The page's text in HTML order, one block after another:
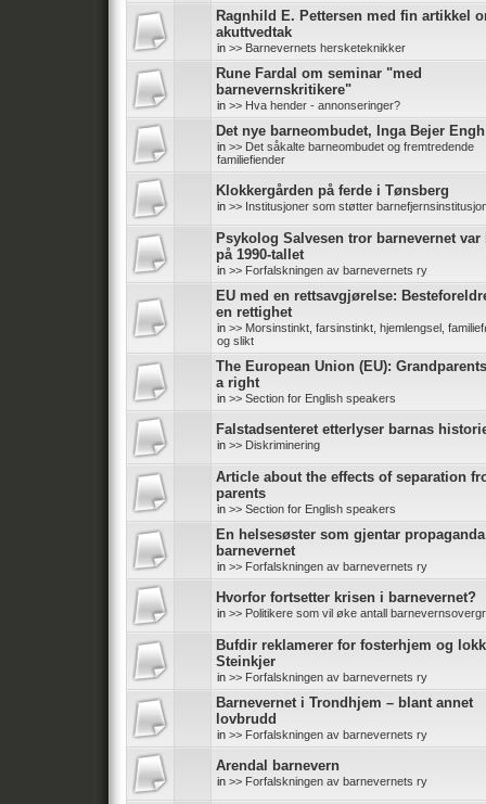
Ragnhild E. Pettersen med fin artikkel
akuttvedtak
in >> Barnevernets hersketeknikker
Rune Fardal om seminar "med
barnevernskritikere"
in >> Hva hender - annonseringer?
Det nye barneombudet, Inga Bejer Engh
in >> Det såkalte barneombudet og fremtredende
familiefiender
Klokkergården på ferde i Tønsberg
in >> Institusjoner som støtter
Psykolog Salvesen tror barnevernet var
på 1990-tallet
in >> Forfalskningen av barnevernets ry
EU med en rettsavgjørelse:
en rettighet
in >> Morsinstinkt, farsinstinkt, hjemlengsel,
og slikt
The European Union (EU):
a right
in >> Section for English speakers
Falstadsenteret etterlyser barnas
in >> Diskriminering
Article about the effects of separation
parents
in >> Section for English speakers
En helsesøster som gjentar
barnevernet
in >> Forfalskningen av barnevernets ry
Hvorfor fortsetter krisen i barnevernet?
in >> Politikere som vil øke antall
Bufdir reklamerer for fosterhjem og
Steinkjer
in >> Forfalskningen av barnevernets ry
Barnevernet i Trondhjem – blant annet
lovbrudd
in >> Forfalskningen av barnevernets ry
Arendal barnevern
in >> Forfalskningen av barnevernets ry